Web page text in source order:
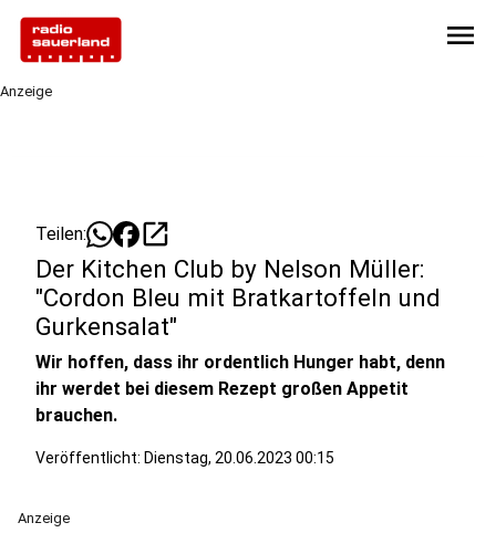
menu
Anzeige
Teilen: open_in_new
Der Kitchen Club by Nelson Müller:
"Cordon Bleu mit Bratkartoffeln und
Gurkensalat"
Wir hoffen, dass ihr ordentlich Hunger habt, denn
ihr werdet bei diesem Rezept großen Appetit
brauchen.
Veröffentlicht: Dienstag, 20.06.2023 00:15
Anzeige